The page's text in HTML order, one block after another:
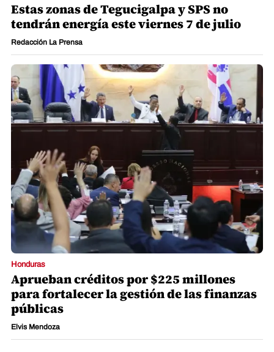
Estas zonas de Tegucigalpa y SPS no
tendrán energía este viernes 7 de julio
Redacción La Prensa
Honduras
Aprueban créditos por $225 millones
para fortalecer la gestión de las finanzas
públicas
Elvis Mendoza